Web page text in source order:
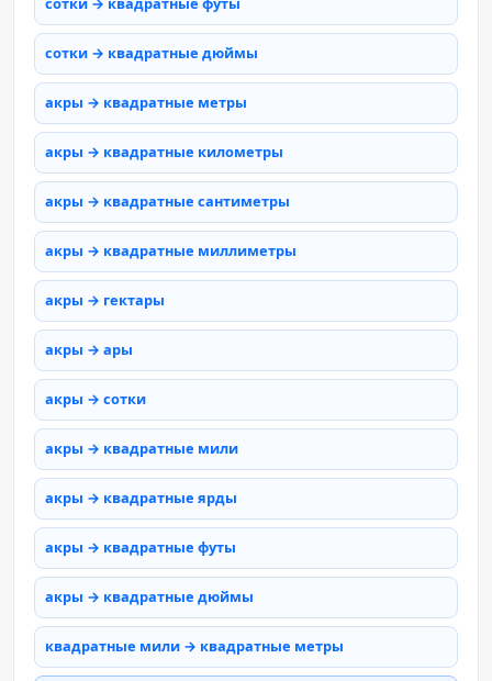
сотки → квадратные дюймы
акры → квадратные метры
акры → квадратные километры
акры → квадратные сантиметры
акры → квадратные миллиметры
акры → гектары
акры → ары
акры → сотки
акры → квадратные мили
акры → квадратные ярды
акры → квадратные футы
акры → квадратные дюймы
квадратные мили → квадратные метры